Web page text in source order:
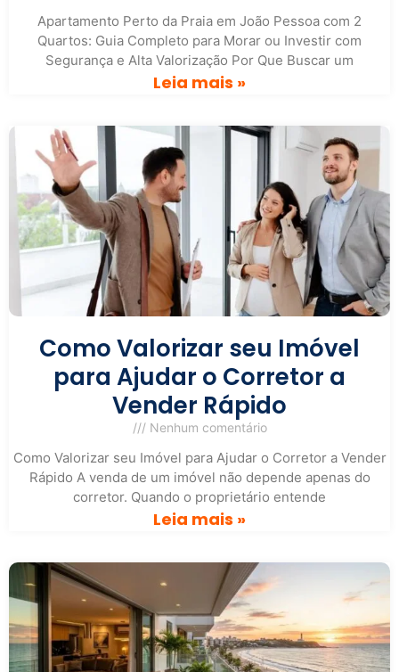
Apartamento Perto da Praia em João Pessoa com 2
Quartos: Guia Completo para Morar ou Investir com
Segurança e Alta Valorização Por Que Buscar um
Leia mais »
Como Valorizar seu Imóvel
para Ajudar o Corretor a
Vender Rápido
Nenhum comentário
Como Valorizar seu Imóvel para Ajudar o Corretor a Vender
Rápido A venda de um imóvel não depende apenas do
corretor. Quando o proprietário entende
Leia mais »